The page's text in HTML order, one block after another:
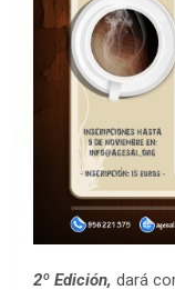
2º Edición, dará